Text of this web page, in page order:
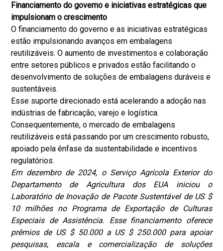
Financiamento do governo e iniciativas estratégicas que
impulsionam o crescimento
O financiamento do governo e as iniciativas estratégicas
estão impulsionando avanços em embalagens
reutilizáveis. O aumento de investimentos e colaboração
entre setores públicos e privados estão facilitando o
desenvolvimento de soluções de embalagens duráveis ​​e
sustentáveis.
Esse suporte direcionado está acelerando a adoção nas
indústrias de fabricação, varejo e logística.
Consequentemente, o mercado de embalagens
reutilizáveis ​​está passando por um crescimento robusto,
apoiado pela ênfase da sustentabilidade e incentivos
regulatórios.
Em dezembro de 2024, o Serviço Agrícola Exterior do
Departamento de Agricultura dos EUA iniciou o
Laboratório de Inovação de Pacote Sustentável de US $
10 milhões no Programa de Exportação de Culturas
Especiais de Assistência. Esse financiamento oferece
prêmios de US $ 50.000 a US $ 250.000 para apoiar
pesquisas, escala e comercialização de soluções